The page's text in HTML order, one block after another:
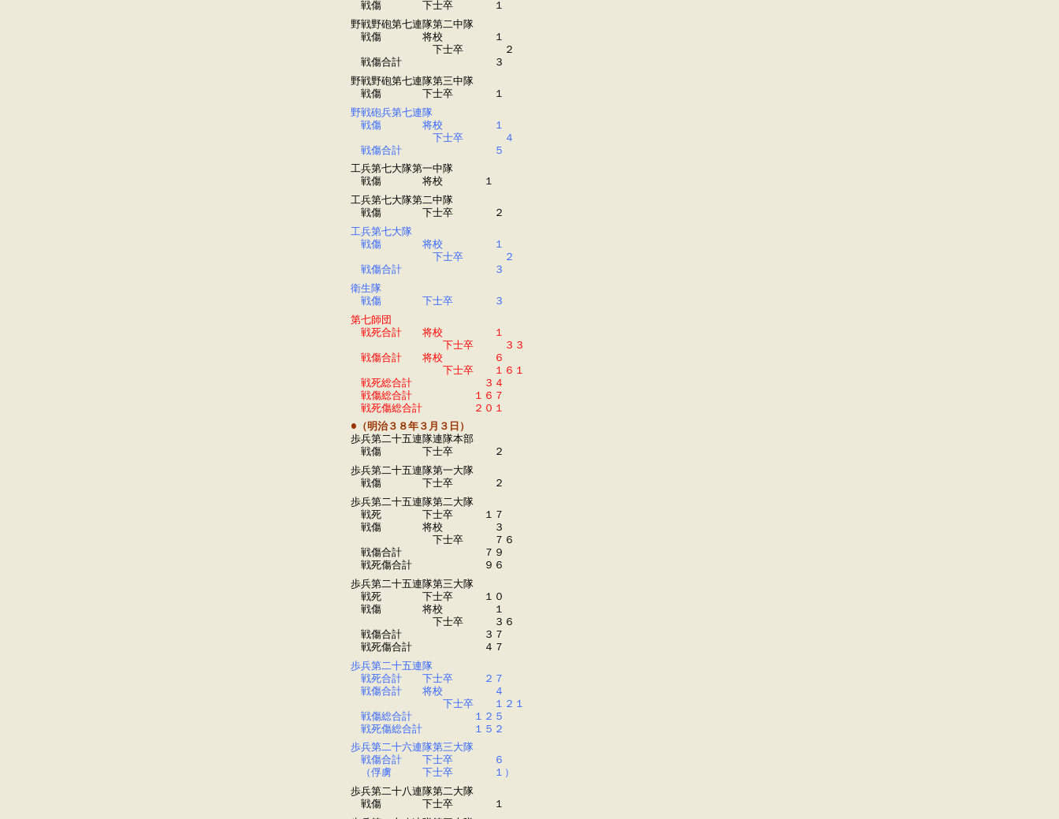
戦傷 下士卒 １
野戦野砲第七連隊第二中隊
戦傷 将校 １
下士卒 ２
戦傷合計 ３
野戦野砲第七連隊第三中隊
戦傷 下士卒 １
野戦砲兵第七連隊
戦傷 将校 １
下士卒 ４
戦傷合計 ５
工兵第七大隊第一中隊
戦傷 将校 １
工兵第七大隊第二中隊
戦傷 下士卒 ２
工兵第七大隊
戦傷 将校 １
下士卒 ２
戦傷合計 ３
衛生隊
戦傷 下士卒 ３
第七師団
戦死合計 将校 １
下士卒 ３３
戦傷合計 将校 ６
下士卒 １６１
戦死総合計 ３４
戦傷総合計 １６７
戦死傷総合計 ２０１
●（明治３８年３月３日）
歩兵第二十五連隊連隊本部
戦傷 下士卒 ２
歩兵第二十五連隊第一大隊
戦傷 下士卒 ２
歩兵第二十五連隊第二大隊
戦死 下士卒 １７
戦傷 将校 ３
下士卒 ７６
戦傷合計 ７９
戦死傷合計 ９６
歩兵第二十五連隊第三大隊
戦死 下士卒 １０
戦傷 将校 １
下士卒 ３６
戦傷合計 ３７
戦死傷合計 ４７
歩兵第二十五連隊
戦死合計 下士卒 ２７
戦傷合計 将校 ４
下士卒 １２１
戦傷総合計 １２５
戦死傷総合計 １５２
歩兵第二十六連隊第三大隊
戦傷合計 下士卒 ６
（俘虜 下士卒 １）
歩兵第二十八連隊第二大隊
戦傷 下士卒 １